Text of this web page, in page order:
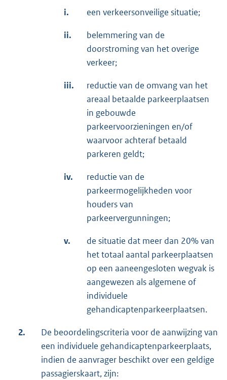
i. een verkeersonveilige situatie;
ii.
belemmering van de
doorstroming van het overige
verkeer;
iii.
reductie van de omvang van het
areaal betaalde parkeerplaatsen
in gebouwde
parkeervoorzieningen en/of
waarvoor achteraf betaald
parkeren geldt;
iv.
reductie van de
parkeermogelijkheden voor
houders van
parkeervergunningen;
v.
de situatie dat meer dan 20% van
het totaal aantal parkeerplaatsen
op een aaneengesloten wegvak is
aangewezen als algemene of
individuele
gehandicaptenparkeerplaatsen.
2.
De beoordelingscriteria voor de aanwijzing van
een individuele gehandicaptenparkeerplaats,
indien de aanvrager beschikt over een geldige
passagierskaart, zijn: